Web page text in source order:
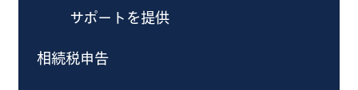
サポートを提供
相続税申告